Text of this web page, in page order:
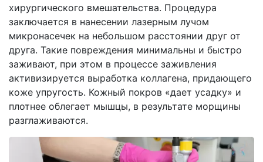
хирургического вмешательства. Процедура
заключается в нанесении лазерным лучом
микронасечек на небольшом расстоянии друг от
друга. Такие повреждения минимальны и быстро
заживают, при этом в процессе заживления
активизируется выработка коллагена, придающего
коже упругость. Кожный покров «дает усадку» и
плотнее облегает мышцы, в результате морщины
разглаживаются.